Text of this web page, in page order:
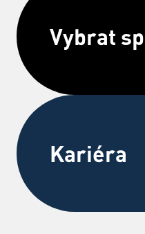
Vybrat
Kariéra